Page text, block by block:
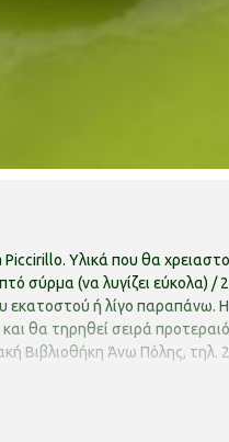
Piccirillo. Υλικά που θα
σύρμα (να λυγίζει εύκολα) / 2
εκατοστού ή λίγο παραπάνω. Η
θα τηρηθεί σειρά
Βιβλιοθήκη Άνω Πόλης, τηλ.